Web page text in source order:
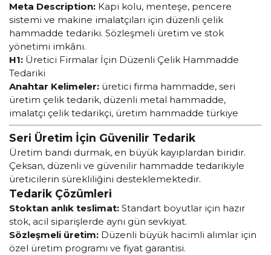
Meta Description: Kapı kolu, menteşe, pencere
sistemi ve makine imalatçıları için düzenli çelik
hammadde tedariki. Sözleşmeli üretim ve stok
yönetimi imkânı.
H1: Üretici Firmalar İçin Düzenli Çelik Hammadde
Tedariki
Anahtar Kelimeler: üretici firma hammadde, seri
üretim çelik tedarik, düzenli metal hammadde,
imalatçı çelik tedarikçi, üretim hammadde türkiye
Seri Üretim İçin Güvenilir Tedarik
Üretim bandı durmak, en büyük kayıplardan biridir.
Çeksan, düzenli ve güvenilir hammadde tedarikiyle
üreticilerin sürekliliğini desteklemektedir.
Tedarik Çözümleri
Stoktan anlık teslimat: Standart boyutlar için hazır
stok, acil siparişlerde aynı gün sevkiyat.
Sözleşmeli üretim: Düzenli büyük hacimli alımlar için
özel üretim programı ve fiyat garantisi.
español
العربية